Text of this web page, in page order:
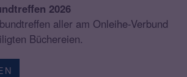
2026
aller am Onleihe-Verbund
Büchereien.